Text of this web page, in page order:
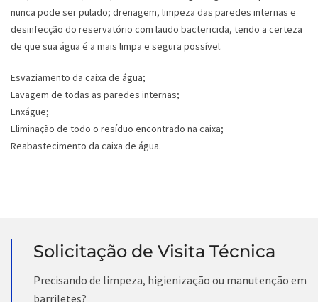
nunca pode ser pulado; drenagem, limpeza das paredes internas e
desinfecção do reservatório com laudo bactericida, tendo a certeza
de que sua água é a mais limpa e segura possível.
Esvaziamento da caixa de água;
Lavagem de todas as paredes internas;
Enxágue;
Eliminação de todo o resíduo encontrado na caixa;
Reabastecimento da caixa de água.
Solicitação de Visita Técnica
Precisando de limpeza, higienização ou manutenção em
barriletes?